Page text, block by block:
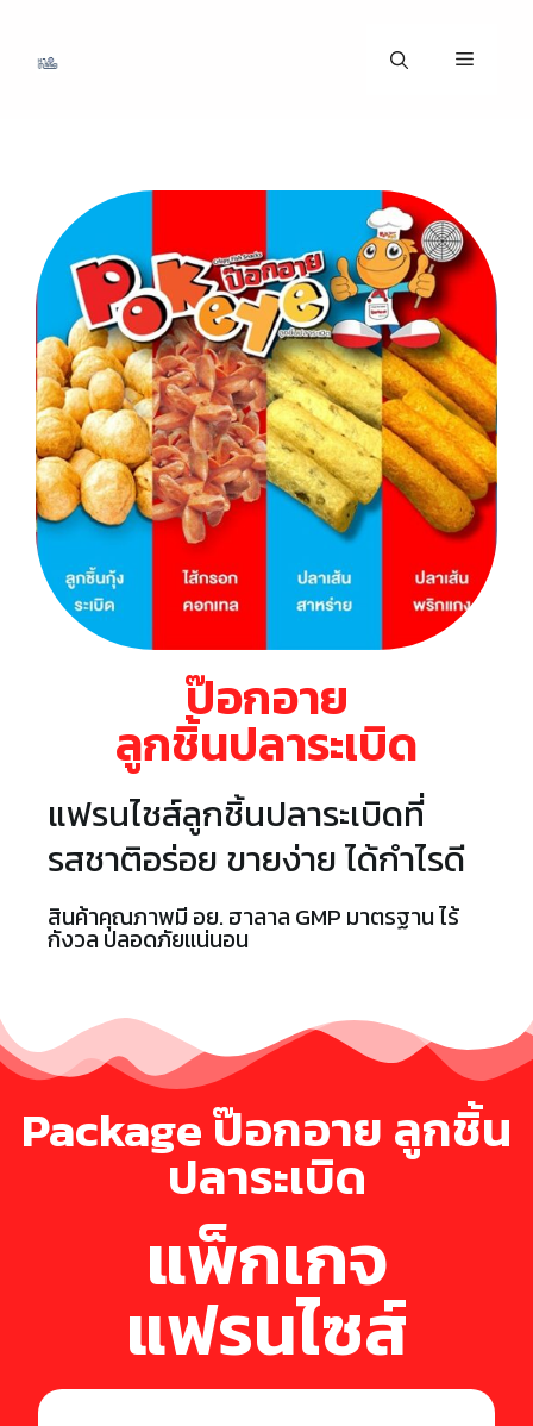
ป๊อกอาย
ลูกชิ้นปลาระเบิด
แฟรนไชส์ลูกชิ้นปลาระเบิดที่
รสชาติอร่อย ขายง่าย ได้กำไรดี
สินค้าคุณภาพมี อย. ฮาลาล GMP มาตรฐาน ไร้
กังวล ปลอดภัยแน่นอน
Package ป๊อกอาย ลูกชิ้น
ปลาระเบิด
แพ็กเกจ
แฟรนไซส์